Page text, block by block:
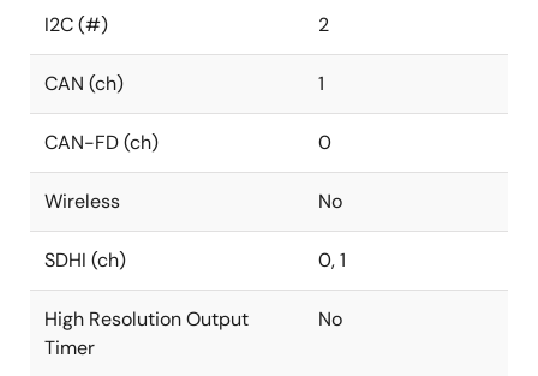
I2C (#) 2
CAN (ch) 1
CAN-FD (ch) 0
Wireless No
SDHI (ch) 0, 1
High Resolution Output
Timer
No